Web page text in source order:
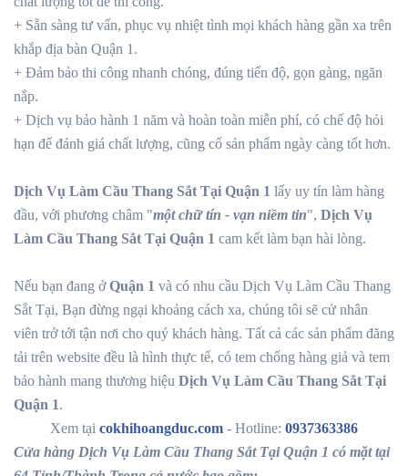
+ Sẵn sàng tư vấn, phục vụ nhiệt tình mọi khách hàng gần xa trên
khắp địa bàn Quận 1.
+ Đảm bảo thi công nhanh chóng, đúng tiến độ, gọn gàng, ngăn
nắp.
+ Dịch vụ bảo hành 1 năm và hoàn toàn miễn phí, có chế độ hỏi
hạn để đánh giá chất lượng, cũng cố sản phẩm ngày càng tốt hơn.
Dịch Vụ Làm Cầu Thang Sắt Tại Quận 1 lấy uy tín làm hàng
đầu, với phương châm "một chữ tín - vạn niềm tin", Dịch Vụ
Làm Cầu Thang Sắt Tại Quận 1 cam kết làm bạn hài lòng.
Nếu bạn đang ởQuận 1 và có nhu cầu Dịch Vụ Làm Cầu Thang
Sắt Tại, Bạn đừng ngại khoảng cách xa, chúng tôi sẽ cử nhân
viên trở tới tận nơi cho quý khách hàng. Tất cả các sản phẩm đăng
tải trên website đều là hình thực tế, có tem chống hàng giả và tem
bảo hành mang thương hiệu Dịch Vụ Làm Cầu Thang Sắt Tại
Quận 1.
Xem tại cokhihoangduc.com - Hotline: 0937363386
Cửa hàng Dịch Vụ Làm Cầu Thang Sắt Tại Quận 1 có mặt tại